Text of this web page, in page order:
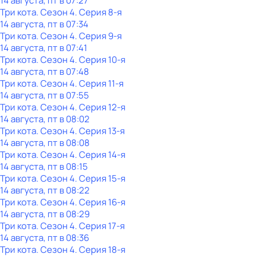
Три кота. Сезон 4. Серия 8-я
14 августа, пт в 07:34
Три кота. Сезон 4. Серия 9-я
14 августа, пт в 07:41
Три кота. Сезон 4. Серия 10-я
14 августа, пт в 07:48
Три кота. Сезон 4. Серия 11-я
14 августа, пт в 07:55
Три кота. Сезон 4. Серия 12-я
14 августа, пт в 08:02
Три кота. Сезон 4. Серия 13-я
14 августа, пт в 08:08
Три кота. Сезон 4. Серия 14-я
14 августа, пт в 08:15
Три кота. Сезон 4. Серия 15-я
14 августа, пт в 08:22
Три кота. Сезон 4. Серия 16-я
14 августа, пт в 08:29
Три кота. Сезон 4. Серия 17-я
14 августа, пт в 08:36
Три кота. Сезон 4. Серия 18-я